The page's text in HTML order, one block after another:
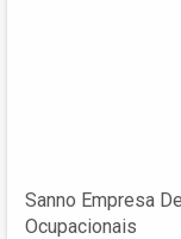
Sanno Empresa
Ocupacionais